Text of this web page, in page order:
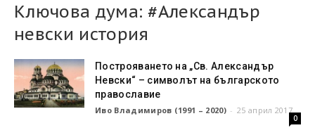
Ключова дума: #Александър
невски история
Построяването на „Св. Александър
Невски“ – символът на българското
православие
Иво Владимиров (1991 – 2020) - 25 април 2017
0